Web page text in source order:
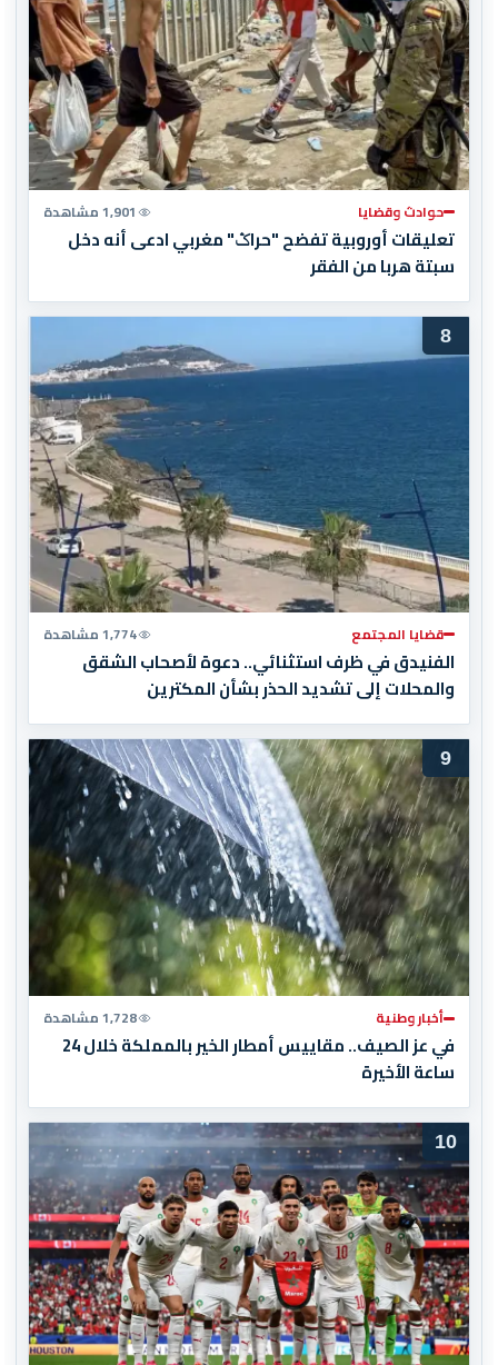
حوادث وقضايا 1,901 مشاهدة
تعليقات أوروبية تفضح "حراݣ" مغربي ادعى أنه دخل
سبتة هربا من الفقر
8
قضايا المجتمع 1,774 مشاهدة
الفنيدق في ظرف استثنائي.. دعوة لأصحاب الشقق
والمحلات إلى تشديد الحذر بشأن المكترين
9
أخبار وطنية 1,728 مشاهدة
في عز الصيف.. مقاييس أمطار الخير بالمملكة خلال 24
ساعة الأخيرة
10